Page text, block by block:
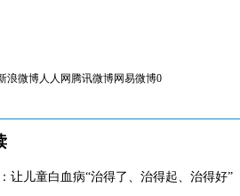
浪微博人人网 腾讯微博网易微博0
让儿童白血病“治得了、治得起、治得好”